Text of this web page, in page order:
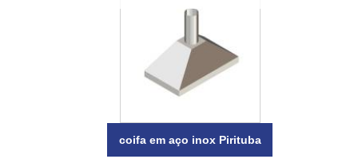
coifa em aço inox Pirituba